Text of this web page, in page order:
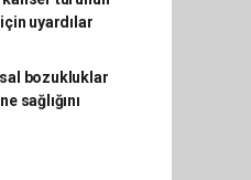
uyardılar
bozukluklar
sağlığını